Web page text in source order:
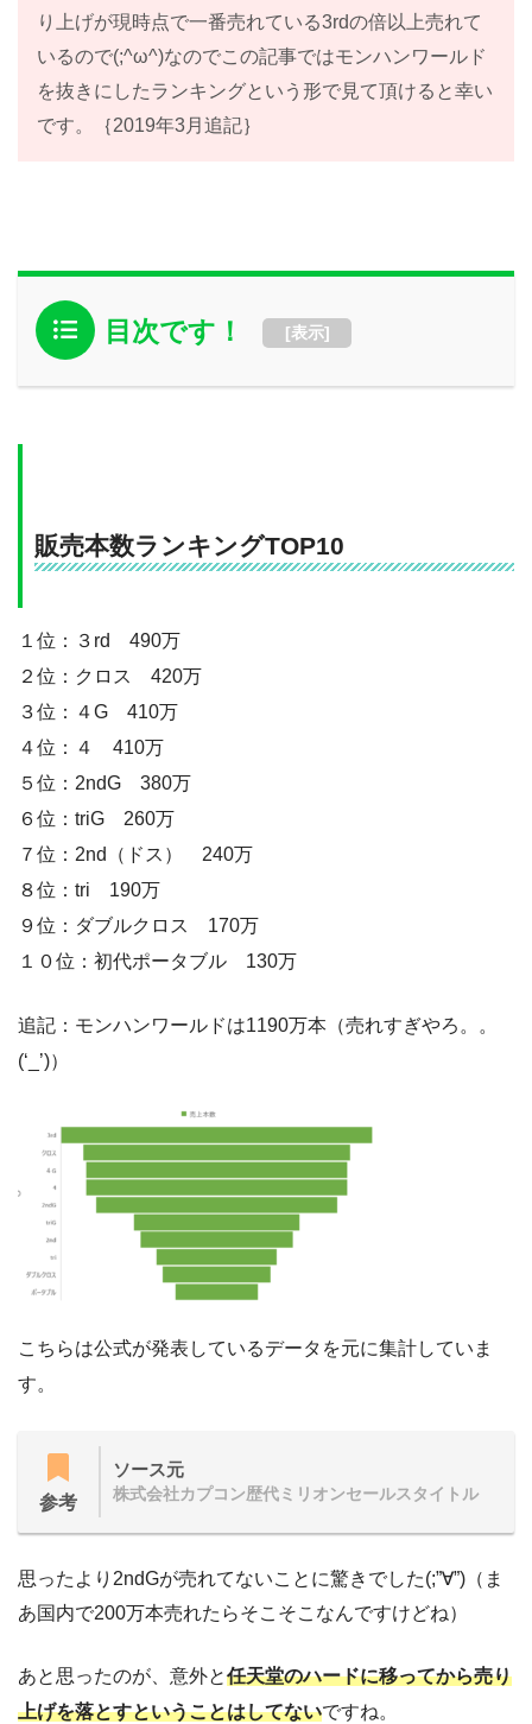
り上げが現時点で一番売れている3rdの倍以上売れて
いるので(;^ω^)なのでこの記事ではモンハンワールド
を抜きにしたランキングという形で見て頂けると幸い
です。｛2019年3月追記｝
目次です！ [表示]
販売本数ランキングTOP10
１位：３rd 490万
２位：クロス 420万
３位：４G 410万
４位：４ 410万
５位：2ndG 380万
６位：triG 260万
７位：2nd（ドス） 240万
８位：tri 190万
９位：ダブルクロス 170万
１０位：初代ポータブル 130万
追記：モンハンワールドは1190万本（売れすぎやろ。。
(‘_’)）
こちらは公式が発表しているデータを元に集計していま
す。
参考
ソース元
株式会社カプコン歴代ミリオンセールスタイトル
思ったより2ndGが売れてないことに驚きでした(;”∀”)（ま
あ国内で200万本売れたらそこそこなんですけどね）
あと思ったのが、意外と任天堂のハードに移ってから売り
上げを落とすということはしてないですね。